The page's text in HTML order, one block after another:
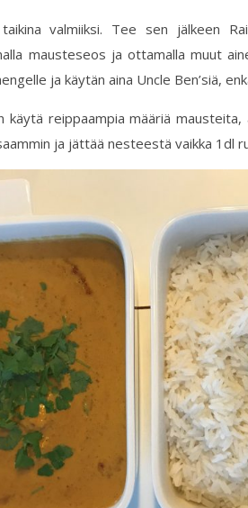
valmiiksi. Tee sen jälkeen
mausteseos ja ottamalla muut
ja käytän aina Uncle Ben’siä,
käytä reippaampia määriä mausteita,
ja jättää nesteestä vaikka 1dl